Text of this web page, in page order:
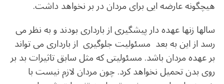
هیچگونه عارضه ایی برای مردان در بر نخواهد داشت.
سالها زنها عهده دار پیشگیری از بارداری بودند و به نظر می
رسد از این به بعد مسئولیت جلوگیری از بارداری می تواند
بر عهده مردان باشد. مسئولیتی که مثل سابق تاثیرات بد بر
روی بدن تحمیل نخواهد کرد. چون مردان لازم نیست با